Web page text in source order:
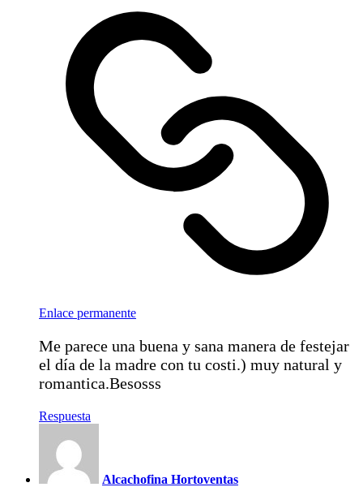
Enlace permanente
Me parece una buena y sana manera de festejar
el día de la madre con tu costi.) muy natural y
romantica.Besosss
Respuesta
Alcachofina Hortoventas